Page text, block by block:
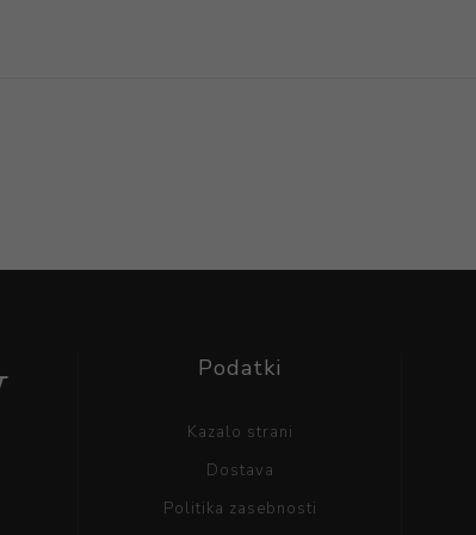
Podatki
Kazalo strani
Dostava
Politika zasebnosti